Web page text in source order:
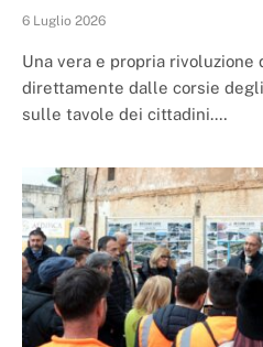
6 Luglio 2026
Una vera e propria
direttamente dalle corsie
sulle tavole dei cittadini.…